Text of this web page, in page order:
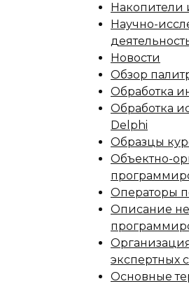
Научно-
Новости
Обзор
Обработка
Обработка
Delphi
Образцы
Объектно-
Операторы
Описание
экспертных
Основные